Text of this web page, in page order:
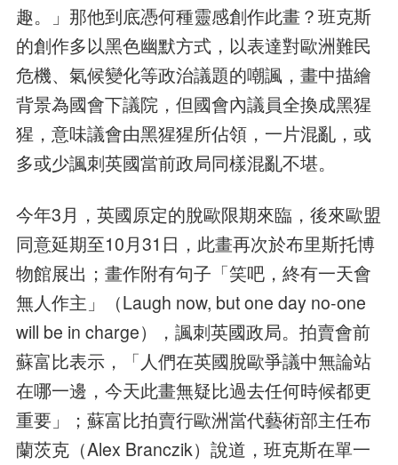
趣。」那他到底憑何種靈感創作此畫？班克斯
的創作多以黑色幽默方式，以表達對歐洲難民
危機、氣候變化等政治議題的嘲諷，畫中描繪
背景為國會下議院，但國會內議員全換成黑猩
猩，意味議會由黑猩猩所佔領，一片混亂，或
多或少諷刺英國當前政局同樣混亂不堪。
今年3月，英國原定的脫歐限期來臨，後來歐盟
同意延期至10月31日，此畫再次於布里斯托博
物館展出；畫作附有句子「笑吧，終有一天會
無人作主」（Laugh now, but one day no-one
will be in charge），諷刺英國政局。拍賣會前
蘇富比表示，「人們在英國脫歐爭議中無論站
在哪一邊，今天此畫無疑比過去任何時候都更
重要」；蘇富比拍賣行歐洲當代藝術部主任布
蘭茨克（Alex Branczik）說道，班克斯在單一